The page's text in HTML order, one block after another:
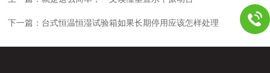
下一篇： 台式恒温恒湿试验箱如果长期停用应该怎样处理